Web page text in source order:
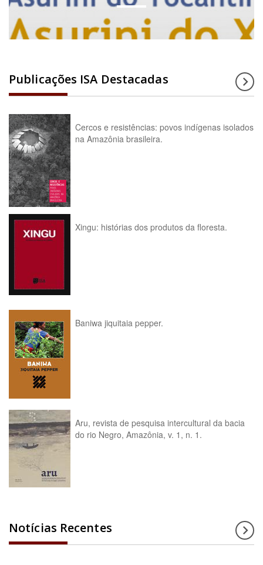
Publicações ISA Destacadas
Cercos e resistências: povos indígenas isolados
na Amazônia brasileira.
Xingu: histórias dos produtos da floresta.
Baniwa jiquitaia pepper.
Aru, revista de pesquisa intercultural da bacia
do rio Negro, Amazônia, v. 1, n. 1.
Notícias Recentes